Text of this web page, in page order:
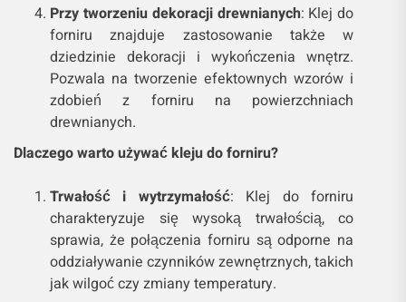
Przy tworzeniu dekoracji drewnianych: Klej do
forniru znajduje zastosowanie także w
dziedzinie dekoracji i wykończenia wnętrz.
Pozwala na tworzenie efektownych wzorów i
zdobień z forniru na powierzchniach
drewnianych.
Dlaczego warto używać kleju do forniru?
Trwałość i wytrzymałość: Klej do forniru
charakteryzuje się wysoką trwałością, co
sprawia, że połączenia forniru są odporne na
oddziaływanie czynników zewnętrznych, takich
jak wilgoć czy zmiany temperatury.